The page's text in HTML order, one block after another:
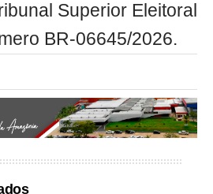
Superior Eleitoral
BR-06645/2026.